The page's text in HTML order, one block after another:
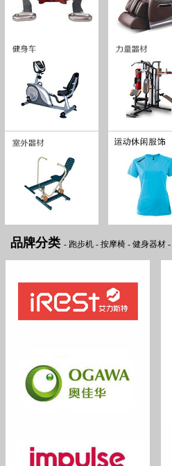
品牌分类 - 跑步机 - 按摩椅 - 健身器材 -